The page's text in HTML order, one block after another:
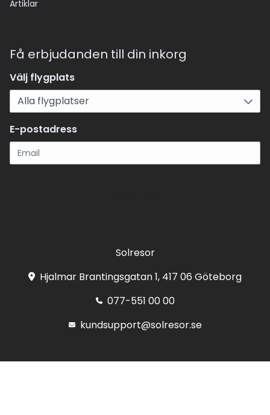
Artiklar
Få erbjudanden till din inkorg
Välj flygplats
E-postadress
Solresor
Hjalmar Brantingsgatan 1, 417 06 Göteborg
077-551 00 00
kundsupport@solresor.se